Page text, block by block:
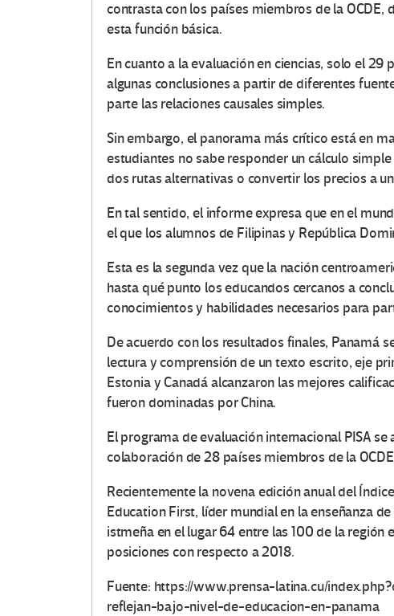
contrasta con los países miembros de la
esta función básica.
En cuanto a la evaluación en ciencias, solo el
algunas conclusiones a partir de diferentes
parte las relaciones causales simples.
Sin embargo, el panorama más crítico está en
estudiantes no sabe responder un cálculo
dos rutas alternativas o convertir los precios a
En tal sentido, el informe expresa que en el
el que los alumnos de Filipinas y República
Esta es la segunda vez que la nación
hasta qué punto los educandos cercanos a
conocimientos y habilidades necesarios para
De acuerdo con los resultados finales, Panamá
lectura y comprensión de un texto escrito, eje
Estonia y Canadá alcanzaron las mejores
fueron dominadas por China.
El programa de evaluación internacional PISA
colaboración de 28 países miembros de la
Recientemente la novena edición anual del
Education First, líder mundial en la enseñanza
istmeña en el lugar 64 entre las 100 de la región
posiciones con respecto a 2018.
Fuente: https://www.prensa-latina.cu/
reflejan-bajo-nivel-de-educacion-en-panama